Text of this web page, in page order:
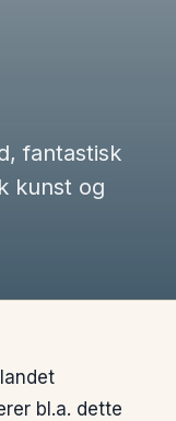
fantastisk
kunst og
bl.a. dette